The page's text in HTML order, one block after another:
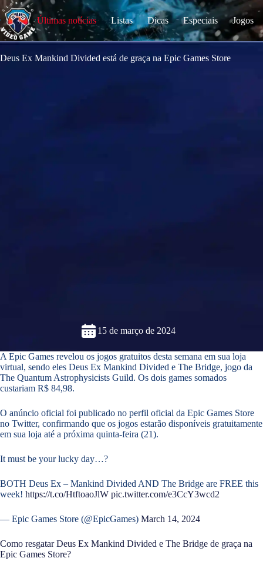
k
i
p
o
Últimas notícias Listas Dicas Especiais Jogos
Deus Ex Mankind Divided está de graça na Epic Games Store
15 de março de 2024
A Epic Games revelou os jogos gratuitos desta semana em sua loja
virtual, sendo eles Deus Ex Mankind Divided e The Bridge, jogo da
The Quantum Astrophysicists Guild. Os dois games somados
custariam R$ 84,98.
O anúncio oficial foi publicado no perfil oficial da Epic Games Store
no Twitter, confirmando que os jogos estarão disponíveis gratuitamente
em sua loja até a próxima quinta-feira (21).
It must be your lucky day…?
BOTH Deus Ex – Mankind Divided AND The Bridge are FREE this
week! https://t.co/HtftoaoJlW pic.twitter.com/e3CcY3wcd2
— Epic Games Store (@EpicGames) March 14, 2024
Como resgatar Deus Ex Mankind Divided e The Bridge de graça na
Epic Games Store?